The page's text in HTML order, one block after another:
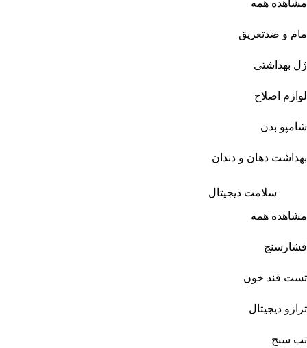
مشاهده همه
مام و ضدتعریق
ژل بهداشتی
لوازم اصلاح
شامپو بدن
بهداشت دهان و دندان
سلامت دیجیتال
مشاهده همه
فشارسنج
تست قند خون
ترازو دیجیتال
تب سنج